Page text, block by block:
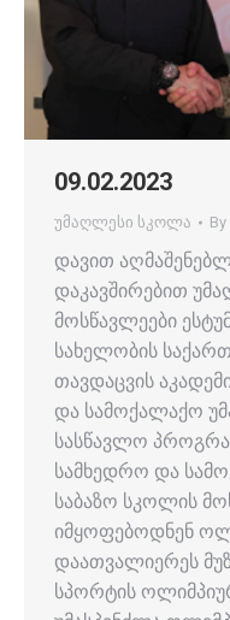
09.02.2023
უმაღლესი სკოლა By
დავით
დაკავშირებით
მოსწავლეები
სახელობის
თავდაცვის
და სამოქალაქო
სასწავლო
სამხედრო და
საბაზო სკოლის
იმყოფებოდნენ
დაათვალიერეს
სპორტის